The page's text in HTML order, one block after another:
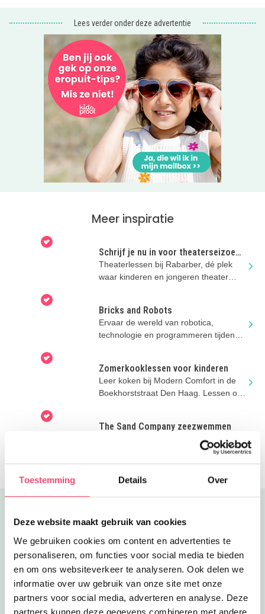
Toestemming Details Over
Deze website maakt gebruik van cookies
We gebruiken cookies om content en advertenties te
personaliseren, om functies voor social media te bieden
en om ons websiteverkeer te analyseren. Ook delen we
informatie over uw gebruik van onze site met onze
partners voor social media, adverteren en analyse. Deze
partners kunnen deze gegevens combineren met andere
Lees verder onder deze advertentie
Meer inspiratie
Schrijf je nu in voor theaterseizoen
2026/2027
Theaterlessen bij Rabarber, dé plek
waar kinderen en jongeren theater
Bricks and Robots
Ervaar de wereld van robotica,
technologie en programmeren tijdens
Zomerkooklessen voor kinderen
Leer koken bij Modern Comfort in de
Boekhorststraat Den Haag. Lessen op
The Sand Company zeezwemmen
Veilig zwemmen in zee! 4-weekse
woensdagmiddag cursus aan het
zuiderstrand op Scheveningen.
Uitgelicht